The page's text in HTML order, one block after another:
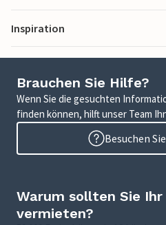
Inspiration
Brauchen Sie Hilfe?
Wenn Sie die gesuchten
finden können, hilft unser Team
Besuchen
Warum sollten Sie
vermieten?